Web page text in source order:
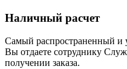
Наличный расчет
Самый распространенный и
Вы отдаете сотруднику
получении заказа.